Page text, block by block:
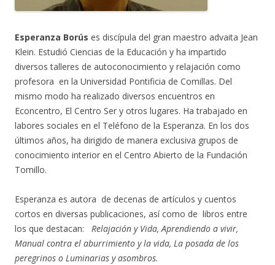
Esperanza Borús es discípula del gran maestro advaita Jean
Klein. Estudió Ciencias de la Educación y ha impartido
diversos talleres de autoconocimiento y relajación como
profesora en la Universidad Pontificia de Comillas. Del
mismo modo ha realizado diversos encuentros en
Econcentro, El Centro Ser y otros lugares. Ha trabajado en
labores sociales en el Teléfono de la Esperanza. En los dos
últimos años, ha dirigido de manera exclusiva grupos de
conocimiento interior en el Centro Abierto de la Fundación
Tomillo.
Esperanza es autora de decenas de artículos y cuentos
cortos en diversas publicaciones, así como de libros entre
los que destacan: Relajación y Vida, Aprendiendo a vivir,
Manual contra el aburrimiento y la vida, La posada de los
peregrinos o Luminarias y asombros.